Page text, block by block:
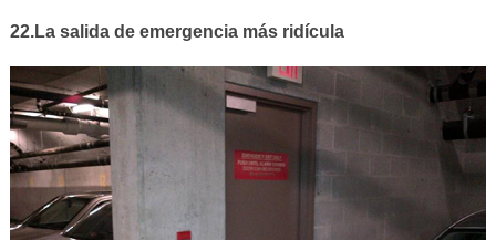
22.La salida de emergencia más ridícula